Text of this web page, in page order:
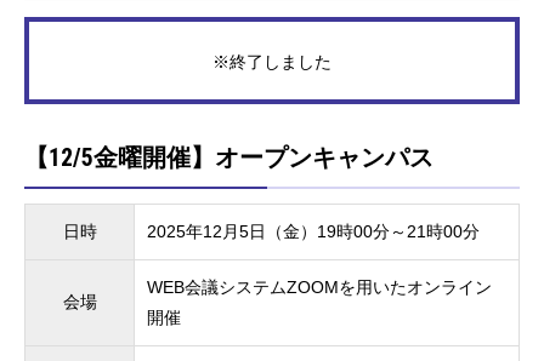
※終了しました
【12/5金曜開催】オープンキャンパス
日時 2025年12月5日（金）19時00分～21時00分
会場
WEB会議システムZOOMを用いたオンライン
開催